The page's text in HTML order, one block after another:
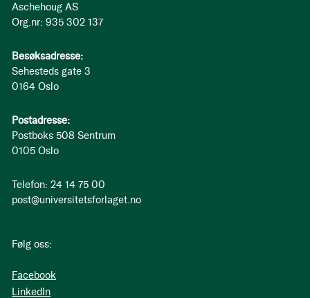
Aschehoug AS
Org.nr: 935 302 137
Besøksadresse:
Sehesteds gate 3
0164 Oslo
Postadresse:
Postboks 508 Sentrum
0105 Oslo
Telefon: 24 14 75 00
post@universitetsforlaget.no
Følg oss:
Facebook
LinkedIn